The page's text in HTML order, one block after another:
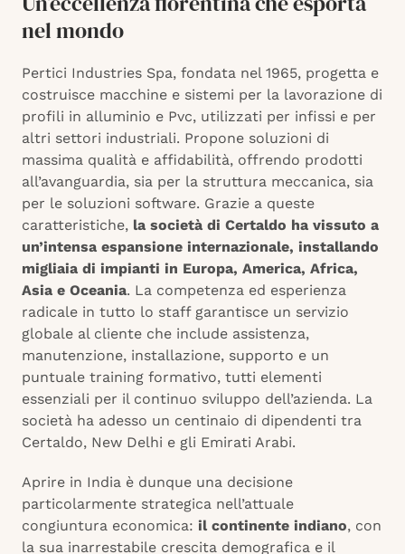
nel mondo
Pertici Industries Spa, fondata nel 1965, progetta e
costruisce macchine e sistemi per la lavorazione di
profili in alluminio e Pvc, utilizzati per infissi e per
altri settori industriali. Propone soluzioni di
massima qualità e affidabilità, offrendo prodotti
all’avanguardia, sia per la struttura meccanica, sia
per le soluzioni software. Grazie a queste
caratteristiche, la società di Certaldo ha vissuto a
un’intensa espansione internazionale, installando
migliaia di impianti in Europa, America, Africa,
Asia e Oceania. La competenza ed esperienza
radicale in tutto lo staff garantisce un servizio
globale al cliente che include assistenza,
manutenzione, installazione, supporto e un
puntuale training formativo, tutti elementi
essenziali per il continuo sviluppo dell’azienda. La
società ha adesso un centinaio di dipendenti tra
Certaldo, New Delhi e gli Emirati Arabi.
Aprire in India è dunque una decisione
particolarmente strategica nell’attuale
congiuntura economica: il continente indiano, con
la sua inarrestabile crescita demografica e il